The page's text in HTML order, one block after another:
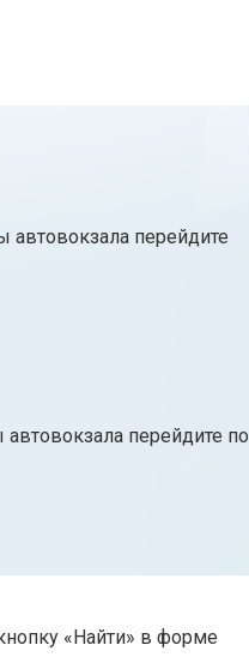
автовокзала перейдите
перейдите по
«Найти» в форме